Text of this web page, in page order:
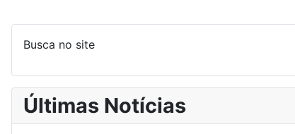
Busca no site
Últimas Notícias